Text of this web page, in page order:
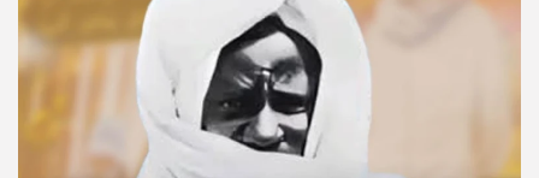
© Copyright 2025, APS